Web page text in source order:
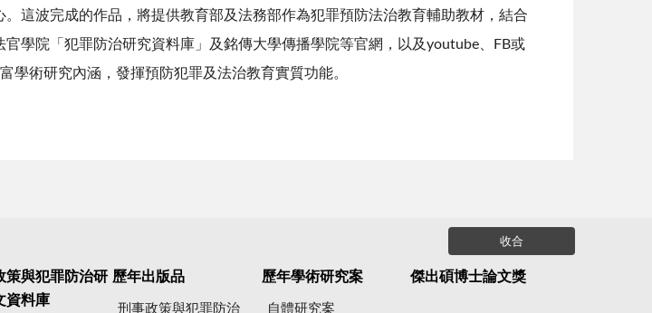
這波完成的作品，將提供教育部及法務部作為犯罪預防法治教育輔助教材，結合
學院「犯罪防治研究資料庫」及銘傳大學傳播學院等官網，以及youtube、FB或
學術研究內涵，發揮預防犯罪及法治教育實質功能。
收合
策與犯罪防治研
資料庫
歷年出版品
刑事政策與犯罪防治
歷年學術研究案
自體研究案
傑出碩博士論文獎